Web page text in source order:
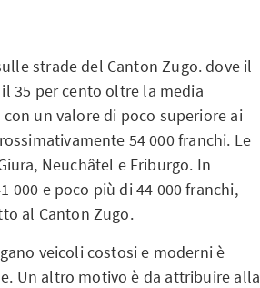
strade del Canton Zugo. dove il
35 per cento oltre la media
un valore di poco superiore ai
54 000 franchi. Le
Neuchâtel e Friburgo. In
000 e poco più di 44 000 franchi,
al Canton Zugo.
veicoli costosi e moderni è
Un altro motivo è da attribuire alla